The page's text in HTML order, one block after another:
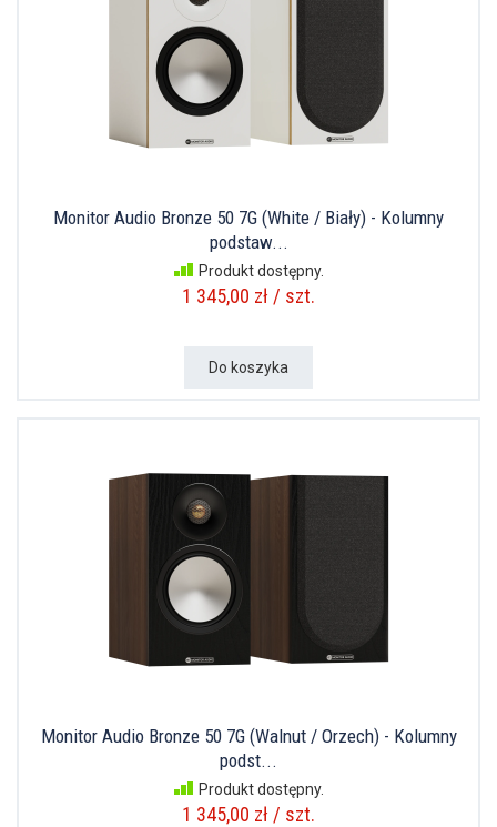
Monitor Audio Bronze 50 7G (White / Biały) - Kolumny
podstaw...
Produkt dostępny.
1 345,00 zł / szt.
Do koszyka
Monitor Audio Bronze 50 7G (Walnut / Orzech) - Kolumny
podst...
Produkt dostępny.
1 345,00 zł / szt.